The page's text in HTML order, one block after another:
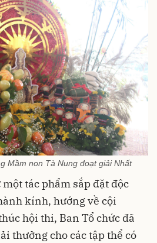
Mầm non Tà Nung đoạt giải Nhất
tác phẩm sắp đặt độc
kính, hướng về cội
hội thi, Ban Tổ chức đã
thưởng cho các tập thể có